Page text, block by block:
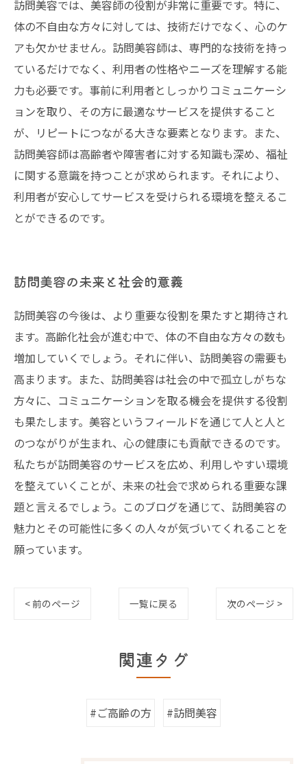
訪問美容では、美容師の役割が非常に重要です。特に、
体の不自由な方々に対しては、技術だけでなく、心のケ
アも欠かせません。訪問美容師は、専門的な技術を持っ
ているだけでなく、利用者の性格やニーズを理解する能
力も必要です。事前に利用者としっかりコミュニケーシ
ョンを取り、その方に最適なサービスを提供すること
が、リピートにつながる大きな要素となります。また、
訪問美容師は高齢者や障害者に対する知識も深め、福祉
に関する意識を持つことが求められます。それにより、
利用者が安心してサービスを受けられる環境を整えるこ
とができるのです。
訪問美容の未来と社会的意義
訪問美容の今後は、より重要な役割を果たすと期待され
ます。高齢化社会が進む中で、体の不自由な方々の数も
増加していくでしょう。それに伴い、訪問美容の需要も
高まります。また、訪問美容は社会の中で孤立しがちな
方々に、コミュニケーションを取る機会を提供する役割
も果たします。美容というフィールドを通じて人と人と
のつながりが生まれ、心の健康にも貢献できるのです。
私たちが訪問美容のサービスを広め、利用しやすい環境
を整えていくことが、未来の社会で求められる重要な課
題と言えるでしょう。このブログを通じて、訪問美容の
魅力とその可能性に多くの人々が気づいてくれることを
願っています。
< 前のページ 一覧に戻る 次のページ >
関連タグ
#ご高齢の方 #訪問美容